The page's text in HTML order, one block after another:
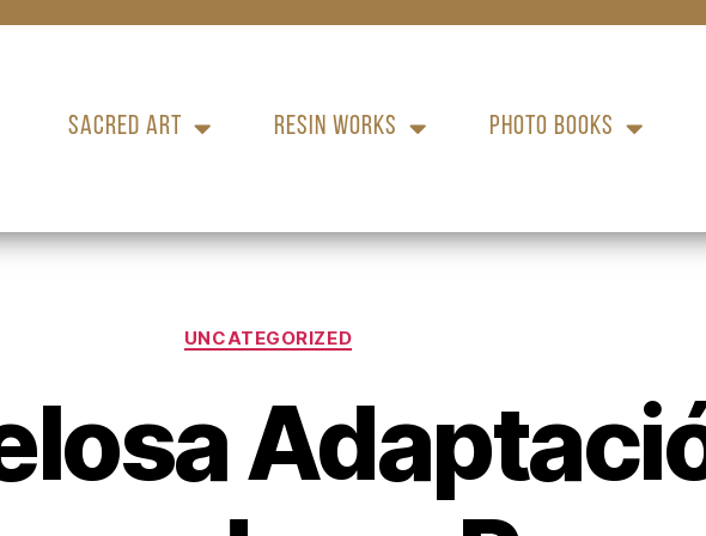
SACRED ART RESIN WORKS PHOTO BOOKS
UNCATEGORIZED